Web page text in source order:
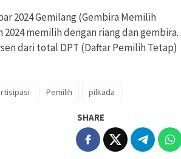
2024 Gemilang (Gembira Memilih
memilih dengan riang dan gembira.
dari total DPT (Daftar Pemilih Tetap)
Pemilih pilkada
SHARE